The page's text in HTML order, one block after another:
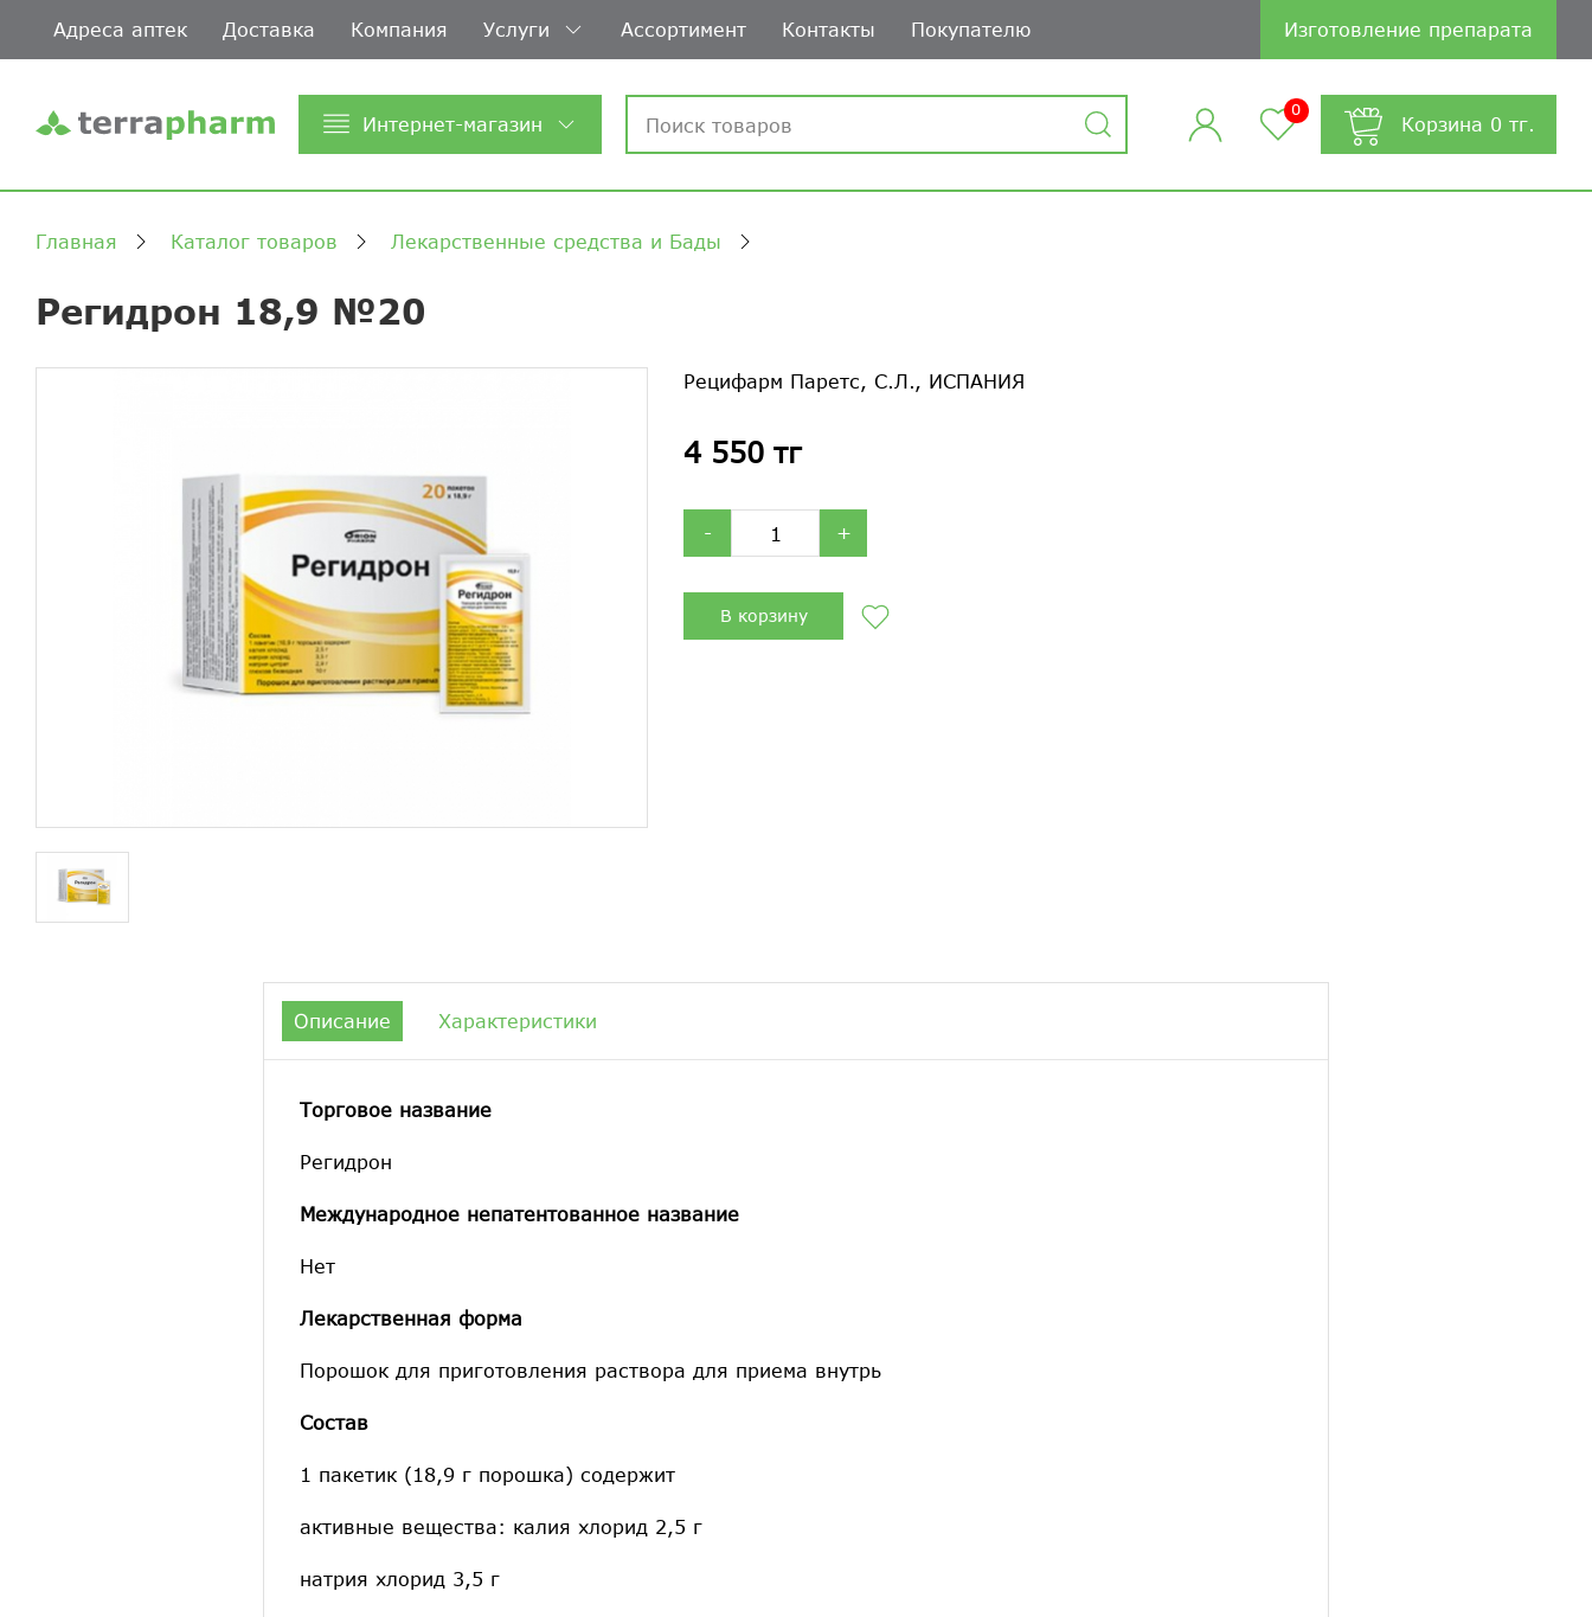
Адреса аптек Доставка Компания Услуги Ассортимент Контакты Покупателю Изготовление препарата
Интернет-магазин
0
Корзина 0 тг.
Главная Каталог товаров Лекарственные средства и Бады
Регидрон 18,9 №20
Рецифарм Паретс, С.Л., ИСПАНИЯ
4 550 тг
- +
В корзину
Описание Характеристики
Торговое название
Регидрон
Международное непатентованное название
Нет
Лекарственная форма
Порошок для приготовления раствора для приема внутрь
Состав
1 пакетик (18,9 г порошка) содержит
активные вещества: калия хлорид 2,5 г
натрия хлорид 3,5 г